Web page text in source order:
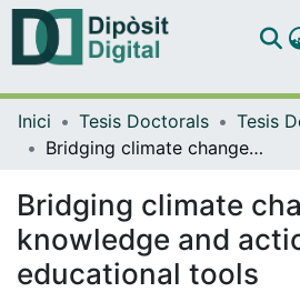
Com
Inici Tesis Doctorals
Bridging climate change knowledge and action using educational tools
Bridging climate
knowledge and
educational tools